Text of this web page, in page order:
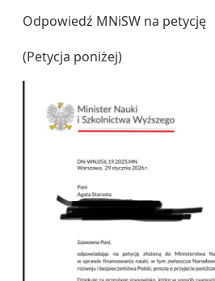
Odpowiedź MNiSW na petycję
(Petycja poniżej)